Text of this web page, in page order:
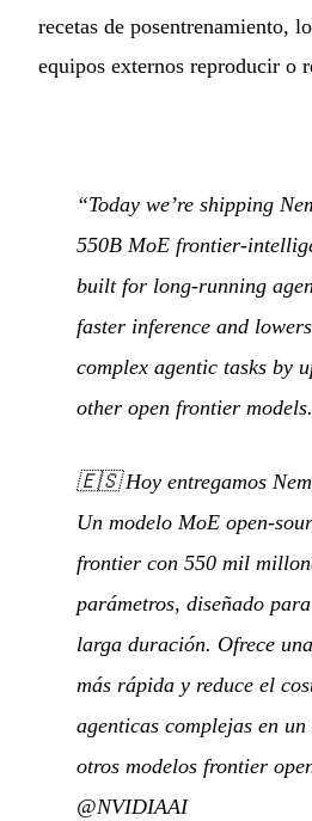
recetas de posentrenamiento,
equipos externos reproducir o
“Today we’re shipping
550B MoE frontier-
built for long-running
faster inference and
complex agentic tasks by
other open frontier
🇪🇸Hoy entregamos
Un modelo MoE open-
frontier con 550 mil
parámetros, diseñado
larga duración. Ofrece
más rápida y reduce el
agenticas complejas en
otros modelos frontier
@NVIDIAAI